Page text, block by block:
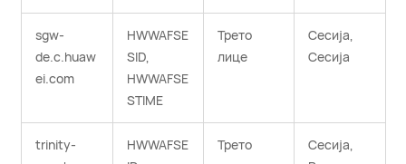
sgw-
de.c.huaw
ei.com
HWWAFSE
SID,
HWWAFSE
STIME
Трето
лице
Сесија,
Сесија
trinity-
HWWAFSE
Трето
Сесија,